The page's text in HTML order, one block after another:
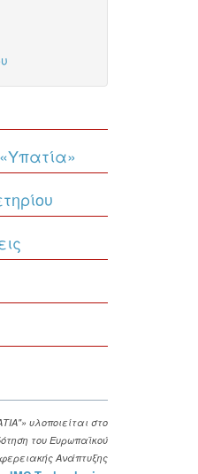
υλοποιείται στο
του Ευρωπαϊκού
Ανάπτυξης